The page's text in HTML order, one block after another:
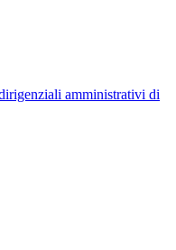
amministrativi di